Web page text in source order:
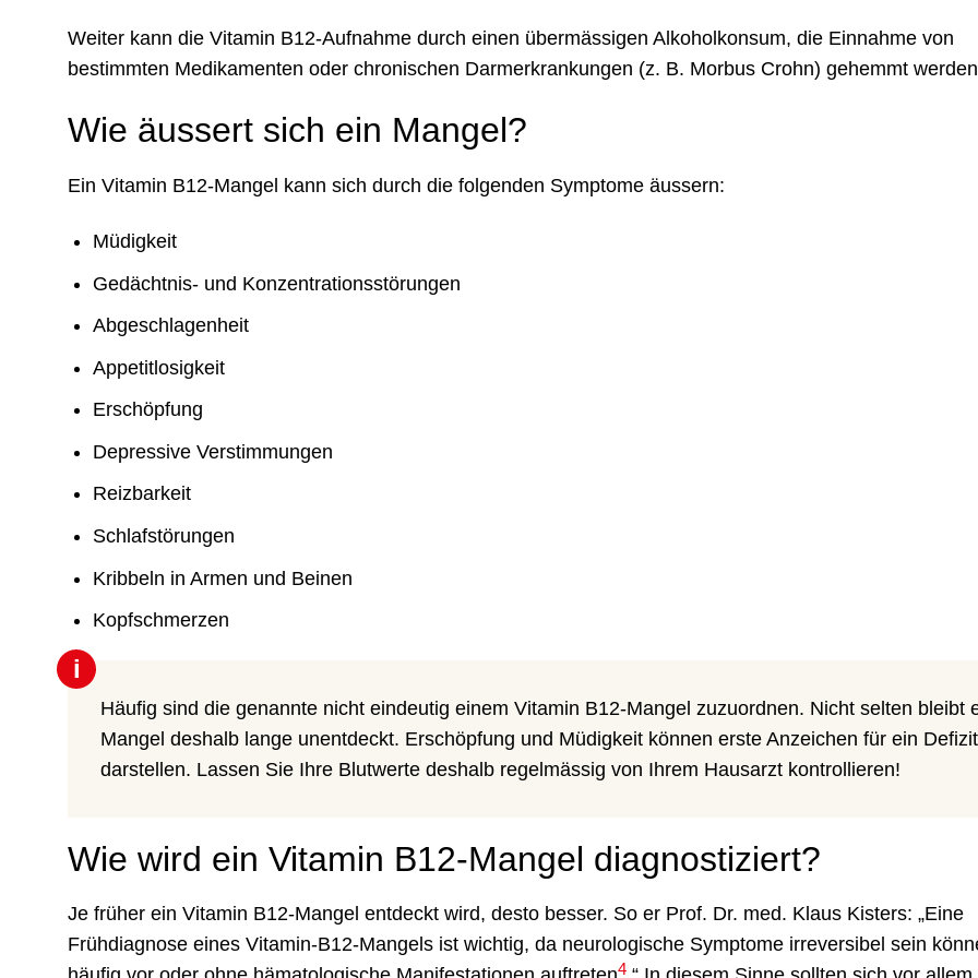
Weiter kann die Vitamin B12-Aufnahme durch einen übermässigen Alkoholkonsum, die Einnahme von
bestimmten Medikamenten oder chronischen Darmerkrankungen (z. B. Morbus Crohn) gehemmt
Wie äussert sich ein Mangel?
Ein Vitamin B12-Mangel kann sich durch die folgenden Symptome äussern:
Müdigkeit
Gedächtnis- und Konzentrationsstörungen
Abgeschlagenheit
Appetitlosigkeit
Erschöpfung
Depressive Verstimmungen
Reizbarkeit
Schlafstörungen
Kribbeln in Armen und Beinen
Kopfschmerzen
i
Häufig sind die genannte nicht eindeutig einem Vitamin B12-Mangel zuzuordnen. Nicht selten bleibt
Mangel deshalb lange unentdeckt. Erschöpfung und Müdigkeit können erste Anzeichen für ein Defizit
darstellen. Lassen Sie Ihre Blutwerte deshalb regelmässig von Ihrem Hausarzt kontrollieren!
Wie wird ein Vitamin B12-Mangel diagnostiziert?
Je früher ein Vitamin B12-Mangel entdeckt wird, desto besser. So er Prof. Dr. med. Klaus Kisters: „Eine
Frühdiagnose eines Vitamin-B12-Mangels ist wichtig, da neurologische Symptome irreversibel sein
4